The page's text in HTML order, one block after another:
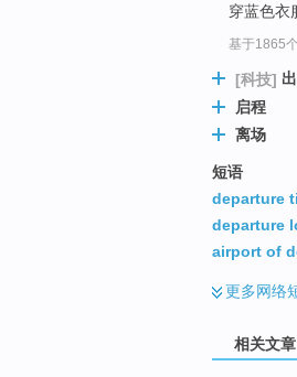
穿蓝色衣
基于1865
[科技]
启程
离场
短语
departure
departure
airport of
更多网络
相关文章